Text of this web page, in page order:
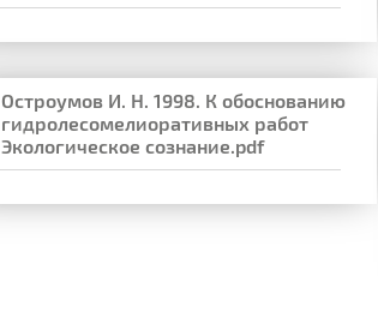
Остроумов И. Н. 1998. К обоснованию
гидролесомелиоративных работ
Экологическое сознание.pdf